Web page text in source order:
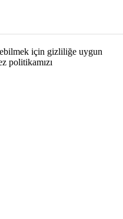
için gizliliğe uygun
politikamızı